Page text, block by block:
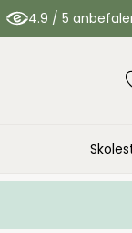
4.9 / 5